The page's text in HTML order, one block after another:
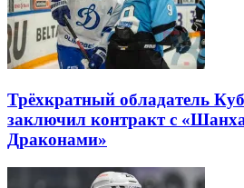
Трёхкратный обладатель
заключил контракт с
Драконами»